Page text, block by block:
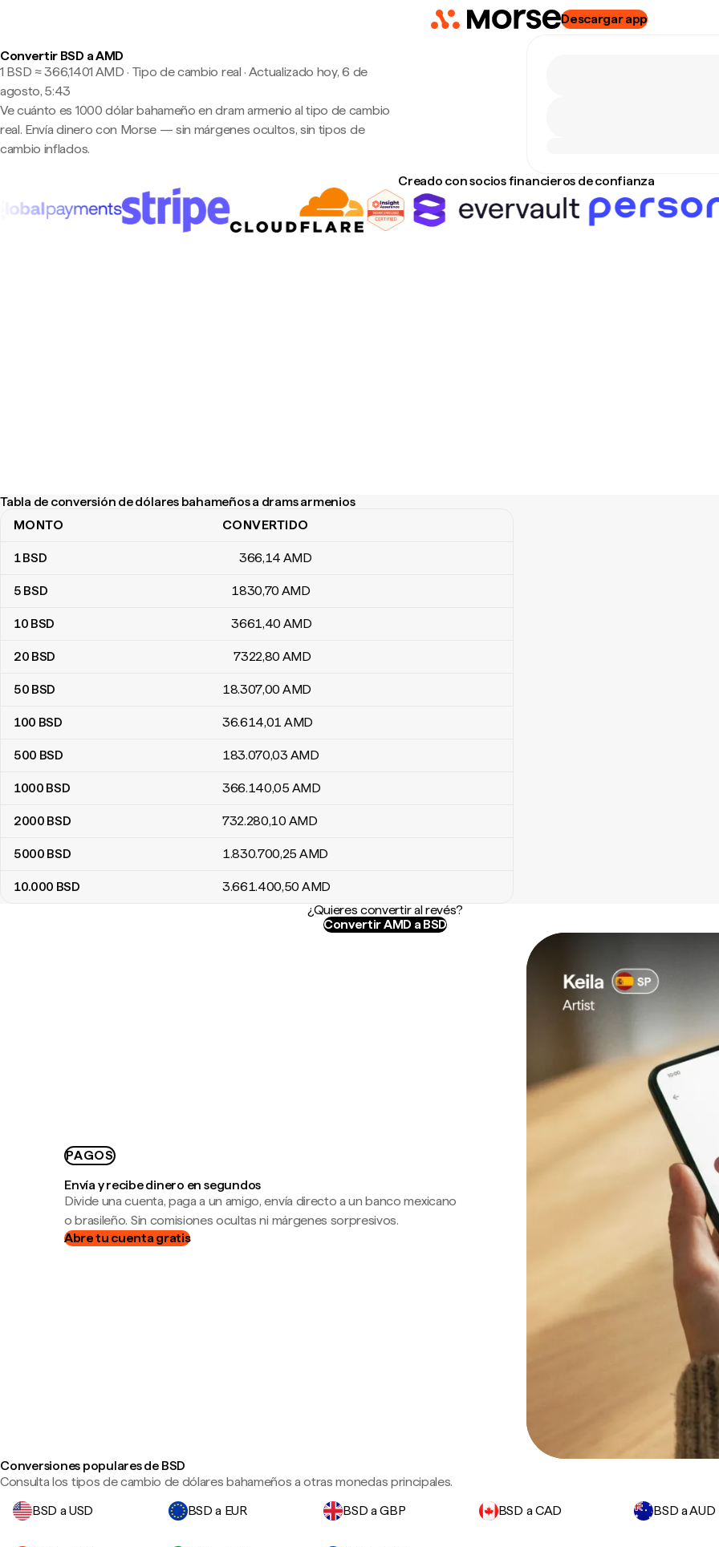
Descargar app
Convertir BSD a AMD
1 BSD ≈ 366,1401 AMD · Tipo de cambio real · Actualizado hoy, 6 de
agosto, 5:43
Ve cuánto es 1000 dólar bahameño en dram armenio al tipo de cambio
real. Envía dinero con Morse — sin márgenes ocultos, sin tipos de
cambio inflados.
Creado con socios financieros de confianza
Tabla de conversión de dólares bahameños a drams armenios
Tabla de conversión de dólares bahameños a drams armenios
MONTO CONVERTIDO
1BSD 366,14 AMD
5 BSD 1830,70 AMD
10 BSD 3661,40 AMD
20 BSD 7322,80 AMD
50 BSD 18.307,00 AMD
100 BSD 36.614,01 AMD
500 BSD 183.070,03 AMD
1000 BSD 366.140,05 AMD
2000 BSD 732.280,10 AMD
5000 BSD 1.830.700,25 AMD
10.000 BSD 3.661.400,50 AMD
¿Quieres convertir al revés?
Convertir AMD a BSD
PAGOS
Envía y recibe dinero en segundos
Divide una cuenta, paga a un amigo, envía directo a un banco mexicano
o brasileño. Sin comisiones ocultas ni márgenes sorpresivos.
Abre tu cuenta gratis
Conversiones populares de BSD
Consulta los tipos de cambio de dólares bahameños a otras monedas principales.
BSD a USD
BSD a EUR BSD a GBP BSD a CAD BSD a AUD